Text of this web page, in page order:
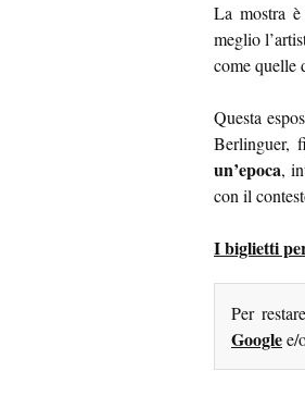
La mostra
meglio
come quelle
Questa
Berlinguer,
un’epoca,
con il
I biglietti
Per
Googlee/